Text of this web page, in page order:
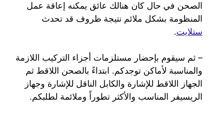
الصحن في حال كان هنالك عائق يمكنه إعاقة عمل
المنظومة بشكل ملائم نتيجة ظروف قد تحدث
ستلايت.
– ثم سيقوم بإحضار مستلزمات أجزاء التركيب اللازمة
والمناسبة لأماكن توجدكم. ابتداءً بالصحن اللاقط ثم
الجهاز اللاقط للإشارة والكابل الناقل للإشارة وجهاز
الريسيفر المناسب والأكثر تطوراً وملائمة لطلبكم.